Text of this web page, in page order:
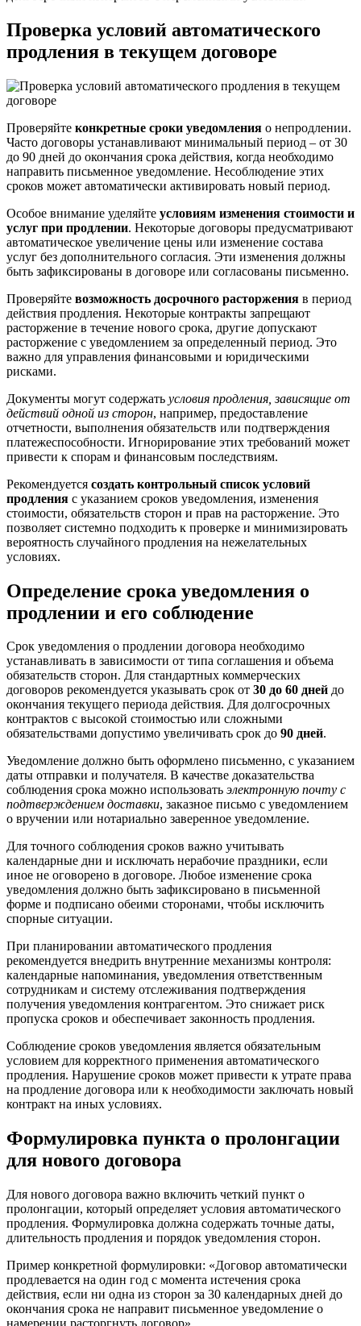
Проверка условий автоматического
продления в текущем договоре
Проверяйте конкретные сроки уведомления о непродлении.
Часто договоры устанавливают минимальный период – от 30
до 90 дней до окончания срока действия, когда необходимо
направить письменное уведомление. Несоблюдение этих
сроков может автоматически активировать новый период.
Особое внимание уделяйте условиям изменения стоимости и
услуг при продлении. Некоторые договоры предусматривают
автоматическое увеличение цены или изменение состава
услуг без дополнительного согласия. Эти изменения должны
быть зафиксированы в договоре или согласованы письменно.
Проверяйте возможность досрочного расторжения в период
действия продления. Некоторые контракты запрещают
расторжение в течение нового срока, другие допускают
расторжение с уведомлением за определенный период. Это
важно для управления финансовыми и юридическими
рисками.
Документы могут содержать условия продления, зависящие от
действий одной из сторон, например, предоставление
отчетности, выполнения обязательств или подтверждения
платежеспособности. Игнорирование этих требований может
привести к спорам и финансовым последствиям.
Рекомендуется создать контрольный список условий
продления с указанием сроков уведомления, изменения
стоимости, обязательств сторон и прав на расторжение. Это
позволяет системно подходить к проверке и минимизировать
вероятность случайного продления на нежелательных
условиях.
Определение срока уведомления о
продлении и его соблюдение
Срок уведомления о продлении договора необходимо
устанавливать в зависимости от типа соглашения и объема
обязательств сторон. Для стандартных коммерческих
договоров рекомендуется указывать срок от 30 до 60 дней до
окончания текущего периода действия. Для долгосрочных
контрактов с высокой стоимостью или сложными
обязательствами допустимо увеличивать срок до 90 дней.
Уведомление должно быть оформлено письменно, с указанием
даты отправки и получателя. В качестве доказательства
соблюдения срока можно использовать электронную почту с
подтверждением доставки, заказное письмо с уведомлением
о вручении или нотариально заверенное уведомление.
Для точного соблюдения сроков важно учитывать
календарные дни и исключать нерабочие праздники, если
иное не оговорено в договоре. Любое изменение срока
уведомления должно быть зафиксировано в письменной
форме и подписано обеими сторонами, чтобы исключить
спорные ситуации.
При планировании автоматического продления
рекомендуется внедрить внутренние механизмы контроля:
календарные напоминания, уведомления ответственным
сотрудникам и систему отслеживания подтверждения
получения уведомления контрагентом. Это снижает риск
пропуска сроков и обеспечивает законность продления.
Соблюдение сроков уведомления является обязательным
условием для корректного применения автоматического
продления. Нарушение сроков может привести к утрате права
на продление договора или к необходимости заключать новый
контракт на иных условиях.
Формулировка пункта о пролонгации
для нового договора
Для нового договора важно включить четкий пункт о
пролонгации, который определяет условия автоматического
продления. Формулировка должна содержать точные даты,
длительность продления и порядок уведомления сторон.
Пример конкретной формулировки: «Договор автоматически
продлевается на один год с момента истечения срока
действия, если ни одна из сторон за 30 календарных дней до
окончания срока не направит письменное уведомление о